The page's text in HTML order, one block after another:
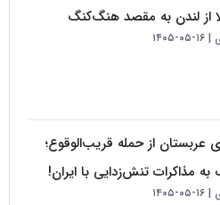
مقصد هنگ‌کنگ
حمله قریب‌الوقوع؛
تنش‌زدایی با ایران!